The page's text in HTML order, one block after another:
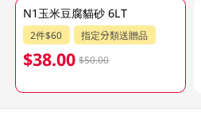
N1玉米豆腐貓砂 6LT
2件$60 指定分類送贈品
$38.00 $50.00